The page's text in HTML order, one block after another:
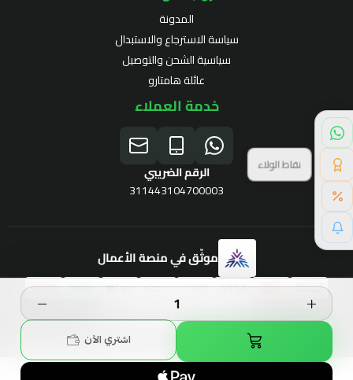
اشتري الآن
المدونة
سياسة الاسترجاع والاستبدال
سياسية الشحن والتوصيل
عائلة هامتارو
خدمة العملاء
الرقم الضريبي
311443104700003
موثّق في منصة الأعمال
الحقوق محفوظة | 2026
برنامج الولاء
نقاط الولاء